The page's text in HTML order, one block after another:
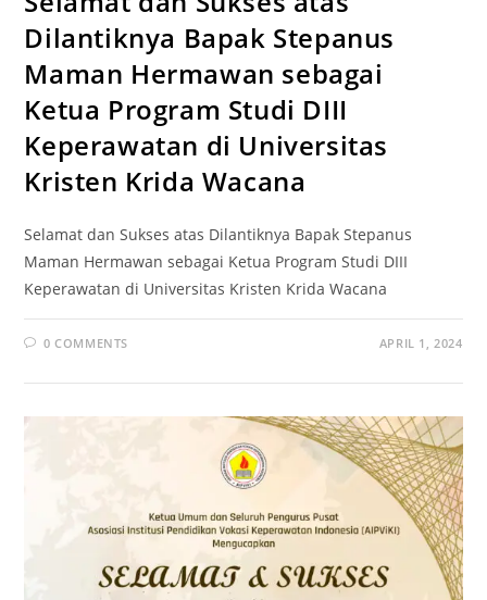
Dilantiknya Bapak Stepanus
Maman Hermawan sebagai
Ketua Program Studi DIII
Keperawatan di Universitas
Kristen Krida Wacana
Selamat dan Sukses atas Dilantiknya Bapak Stepanus
Maman Hermawan sebagai Ketua Program Studi DIII
Keperawatan di Universitas Kristen Krida Wacana
0 COMMENTS APRIL 1, 2024